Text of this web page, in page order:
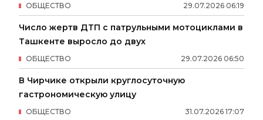
29.07.2026 06:19
ОБЩЕСТВО
Число жертв ДТП с патрульными мотоциклами в
Ташкенте выросло до двух
29.07.2026 06:50
ОБЩЕСТВО
В Чирчике открыли круглосуточную
гастрономическую улицу
31.07.2026 17:07
ОБЩЕСТВО